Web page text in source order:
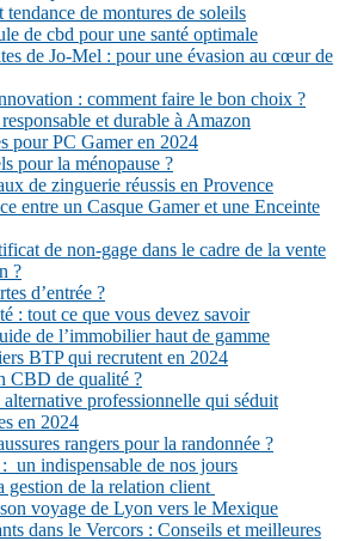
de montures de soleils
de cbd pour une santé optimale
de Jo-Mel : pour une évasion au cœur de
: comment faire le bon choix ?
et durable à Amazon
pour PC Gamer en 2024
pour la ménopause ?
de zinguerie réussis en Provence
entre un Casque Gamer et une Enceinte
de non-gage dans le cadre de la vente
?
d’entrée ?
: tout ce que vous devez savoir
de l’immobilier haut de gamme
BTP qui recrutent en 2024
CBD de qualité ?
professionnelle qui séduit
en 2024
rangers pour la randonnée ?
un indispensable de nos jours
gestion de la relation client
voyage de Lyon vers le Mexique
dans le Vercors : Conseils et meilleures